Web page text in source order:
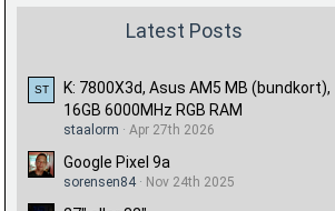
Latest Posts
K: 7800X3d, Asus AM5 MB (bundkort),
16GB 6000MHz RGB RAM
staalorm Apr 27th 2026
Google Pixel 9a
sorensen84 Nov 24th 2025